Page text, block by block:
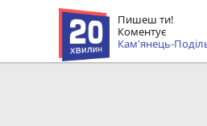
Пишеш ти!
Коментує
Кам'янець-